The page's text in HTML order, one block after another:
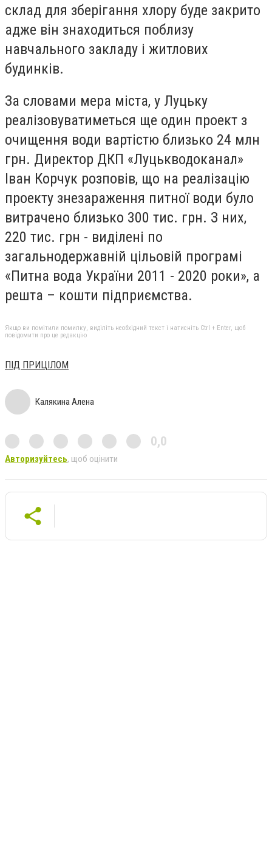
склад для зберігання хлору буде закрито
адже він знаходиться поблизу
навчального закладу і житлових
будинків.
За словами мера міста, у Луцьку
реалізовуватиметься ще один проект з
очищення води вартістю близько 24 млн
грн. Директор ДКП «Луцькводоканал»
Іван Корчук розповів, що на реалізацію
проекту знезараження питної води було
витрачено близько 300 тис. грн. З них,
220 тис. грн - виділені по
загальнодержавній цільовій програмі
«Питна вода України 2011 - 2020 роки», а
решта – кошти підприємства.
Якщо ви помітили помилку, виділіть необхідний текст і натисніть Ctrl + Enter, щоб
повідомити про це редакцію
ПІД ПРИЦІЛОМ
Калякина Алена
0,0
Авторизуйтесь, щоб оцінити